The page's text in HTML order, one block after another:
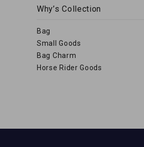
Why’s Collection
Bag
Small Goods
Bag Charm
Horse Rider Goods